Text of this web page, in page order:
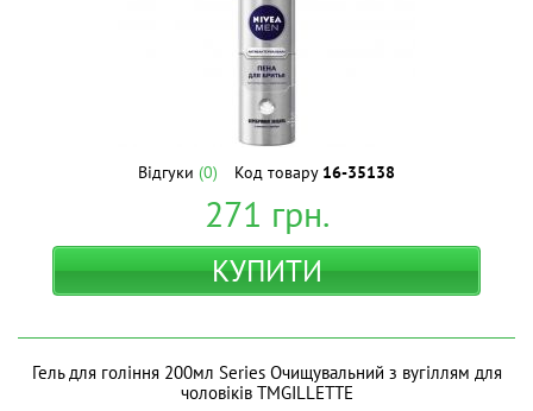
Відгуки (0) Код товару 16-35138
271 грн.
КУПИТИ
Гель для гоління 200мл Series Очищувальний з вугіллям для
чоловіків ТМGILLETTE